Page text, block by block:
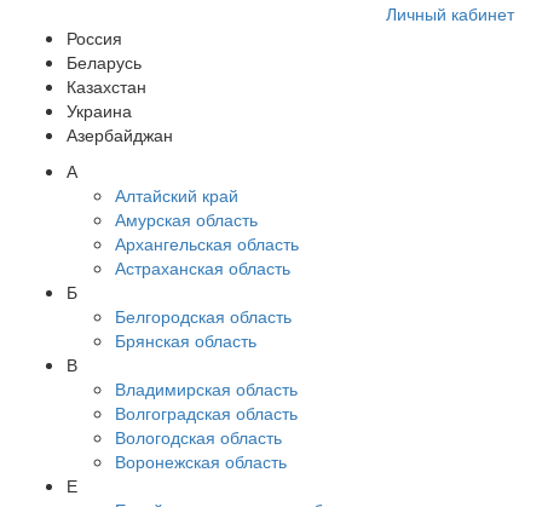
Личный кабинет
Россия
Беларусь
Казахстан
Украина
Азербайджан
А
Алтайский край
Амурская область
Архангельская область
Астраханская область
Б
Белгородская область
Брянская область
В
Владимирская область
Волгоградская область
Вологодская область
Воронежская область
Е